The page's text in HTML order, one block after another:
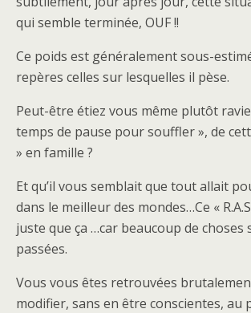
qui semble terminée, OUF !!
Ce poids est généralement sous-
repères celles sur lesquelles il pèse.
Peut-être étiez vous même plutôt
temps de pause pour souffler », de
» en famille ?
Et qu’il vous semblait que tout allait
dans le meilleur des mondes…Ce «
juste que ça …car beaucoup de choses
passées.
Vous vous êtes retrouvées
modifier, sans en être conscientes, au